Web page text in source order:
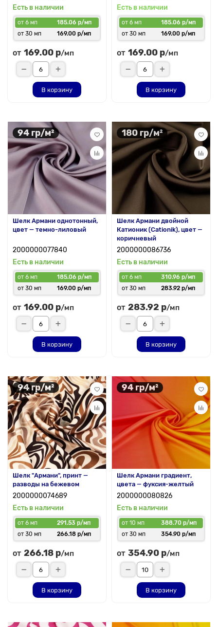
Есть в наличии
от 6 мп
185.06 р/мп
от 30 мп
169.00 р/мп
от 169.00 р/мп
В корзину
Есть в наличии
от 6 мп
185.06 р/мп
от 30 мп
169.00 р/мп
от 169.00 р/мп
В корзину
94 гр/м²
Шелк Армани однотонный,
цвет — темно-лиловый
2000000077840
Есть в наличии
от 6 мп
185.06 р/мп
от 30 мп
169.00 р/мп
от 169.00 р/мп
В корзину
180 гр/м²
Шелк Армани двойной
Катионик (Cationik), цвет —
коричневый
2000000086736
Есть в наличии
от 6 мп
310.96 р/мп
от 30 мп
283.92 р/мп
от 283.92 р/мп
В корзину
94 гр/м²
Шелк "Армани", принт —
разводы на бежевом
2000000074689
Есть в наличии
от 6 мп
291.53 р/мп
от 30 мп
266.18 р/мп
от 266.18 р/мп
В корзину
94 гр/м²
Шелк Армани градиент,
цвета — фуксия-желтый
2000000080826
Есть в наличии
от 10 мп
388.70 р/мп
от 30 мп
354.90 р/мп
от 354.90 р/мп
В корзину